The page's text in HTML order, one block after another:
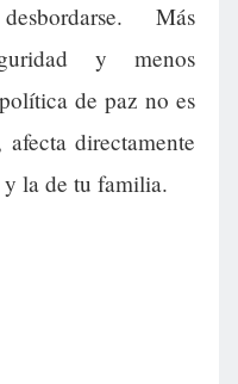
Más
y menos
de paz no es
directamente
la de tu familia.